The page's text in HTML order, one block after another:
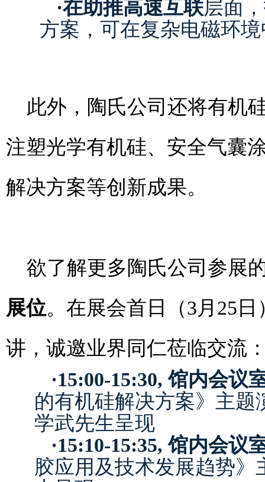
·在助推高速互联层面
方案，可在复杂电磁环
此外，陶氏公司还将有机
注塑光学有机硅、安全气囊
解决方案等创新成果。
欲了解更多陶氏公司参展
展位。在展会首日（3月25
讲，诚邀业界同仁莅临交流
·15:00-15:30, 馆内会议
的有机硅解决方案》主
学武先生呈现
·15:10-15:35, 馆内会议
胶应用及技术发展趋势